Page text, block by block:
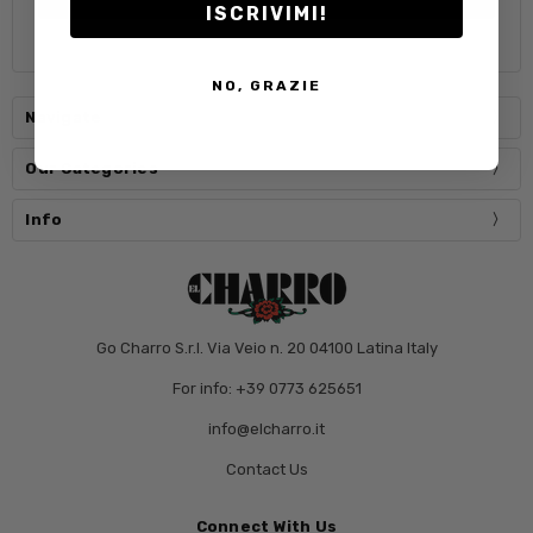
Navigate
Our Categories
Info
Go Charro S.r.l. Via Veio n. 20 04100 Latina Italy
For info: +39 0773 625651
info@elcharro.it
Contact Us
Connect With Us
ISCRIVIMI!
NO, GRAZIE